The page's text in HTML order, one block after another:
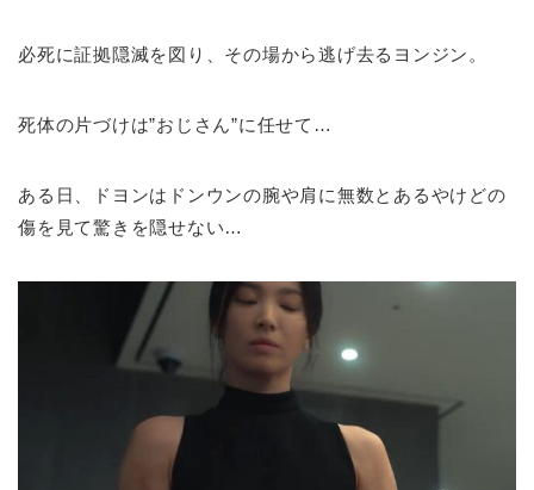
必死に証拠隠滅を図り、その場から逃げ去るヨンジン。
死体の片づけは”おじさん”に任せて…
ある日、ドヨンはドンウンの腕や肩に無数とあるやけどの
傷を見て驚きを隠せない…